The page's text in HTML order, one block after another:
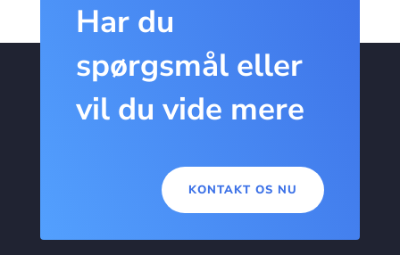
Har du
spørgsmål eller
vil du vide mere
KONTAKT OS NU